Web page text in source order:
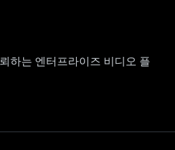
하는 엔터프라이즈 비디오 플